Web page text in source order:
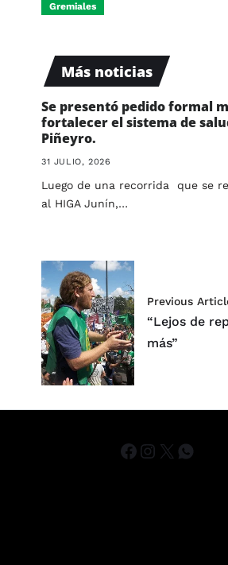
Gremiales
Más noticias
Se presentó pedido formal
fortalecer el sistema de
Piñeyro.
31 JULIO, 2026
Luego de una recorrida que se
al HIGA Junín,…
Previous
“Lejos de
más”